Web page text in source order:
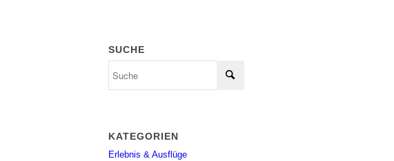
SUCHE
KATEGORIEN
Erlebnis & Ausflüge